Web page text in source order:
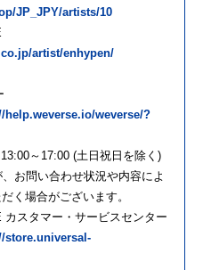
JP_JPY/artists/10
artist/enhypen/
help.weverse.io/weverse/?
～17:00 (土日祝日を除く)
お問い合わせ状況や内容によ
く場合がございます。
スタマー・サービスセンター
store.universal-